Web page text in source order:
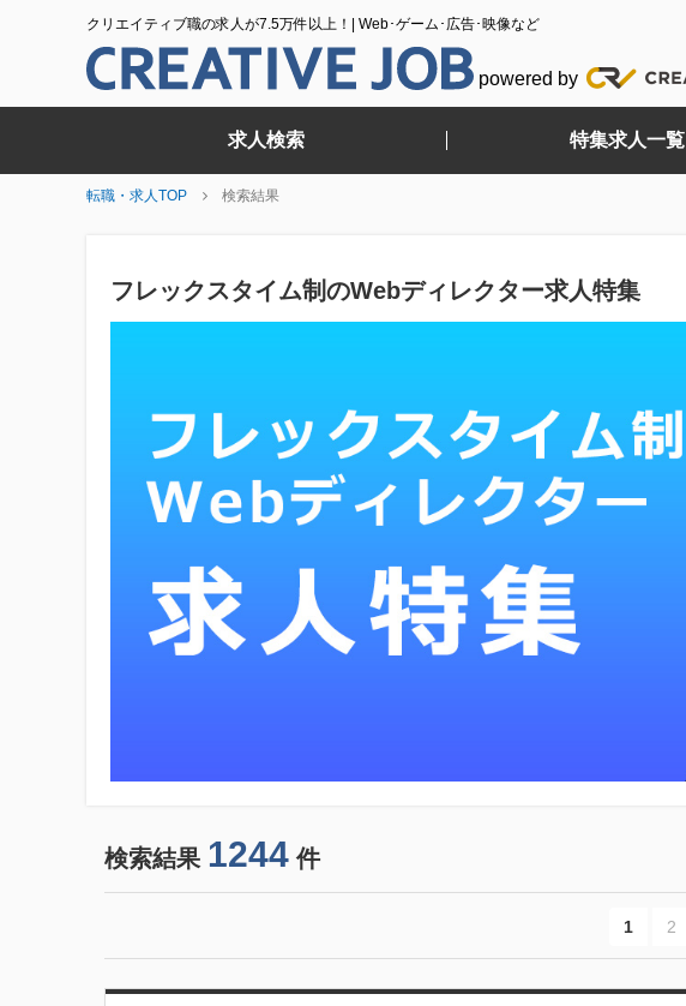
クリエイティブ職の求人が7.5万件以上！| Web･ゲーム･広告･映像など
powered by
求人検索 特集求人一覧
転職・求人TOP 検索結果
フレックスタイム制のWebディレクター求人特集
検索結果 1244 件
1 2